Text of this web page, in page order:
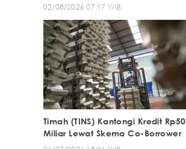
02/08/2026 07:17 WIB
Timah (TINS) Kantongi Kredit Rp50
Miliar Lewat Skema Co-Borrower